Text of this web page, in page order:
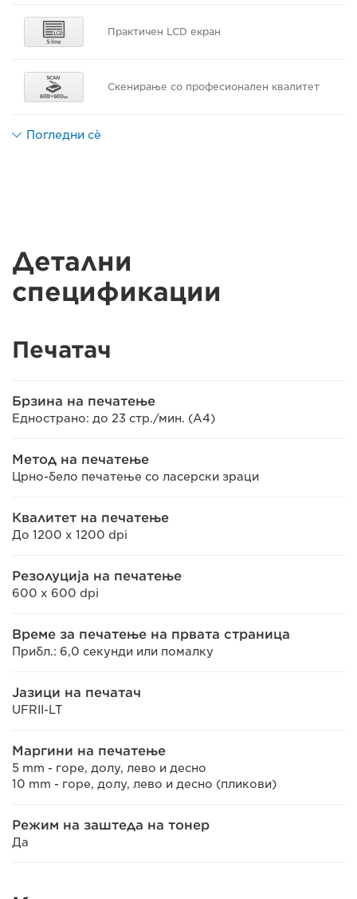
Практичен LCD екран
Скенирање со професионален квалитет
Погледни сè
Детални
спецификации
Печатач
Брзина на печатење
Еднострано: до 23 стр./мин. (A4)
Метод на печатење
Црно-бело печатење со ласерски зраци
Квалитет на печатење
До 1200 x 1200 dpi
Резолуција на печатење
600 x 600 dpi
Време за печатење на првата страница
Прибл.: 6,0 секунди или помалку
Јазици на печатач
UFRII-LT
Маргини на печатење
5 mm - горе, долу, лево и десно
10 mm - горе, долу, лево и десно (пликови)
Режим на заштеда на тонер
Да